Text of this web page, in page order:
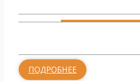
ПОДРОБНЕЕ